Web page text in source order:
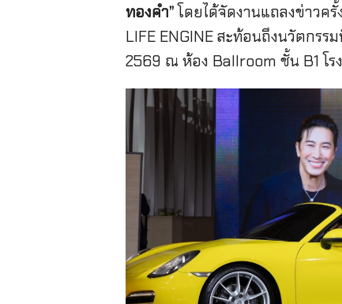
ทองคำ”โดยได้จัดงานแถลงข่าวค
LIFE ENGINE สะท้อนถึงนวัตกร
2569 ณ ห้อง Ballroom ชั้น B1 โร